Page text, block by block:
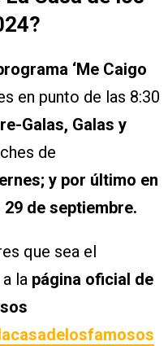
‘Me Caigo
en punto de las 8:30
Galas, Galas y
de
y por último en
29 de septiembre.
que sea el
la página oficial de